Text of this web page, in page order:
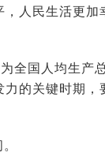
人民生活更
全国人均生产
的关键时期，